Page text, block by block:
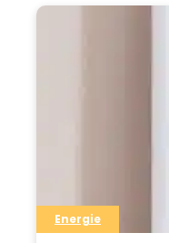
Energie